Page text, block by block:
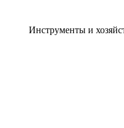
Инструменты и